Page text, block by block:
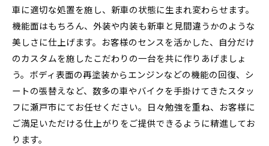
車に適切な処置を施し、新車の状態に生まれ変わらせます。
機能面はもちろん、外装や内装も新車と見間違うかのような
美しさに仕上げます。お客様のセンスを活かした、自分だけ
のカスタムを施したこだわりの一台を共に作りあげましょ
う。ボディ表面の再塗装からエンジンなどの機能の回復、シ
ートの張替えなど、数多の車やバイクを手掛けてきたスタッ
フに瀬戸市にてお任せください。日々勉強を重ね、お客様に
ご満足いただける仕上がりをご提供できるように精進してお
ります。